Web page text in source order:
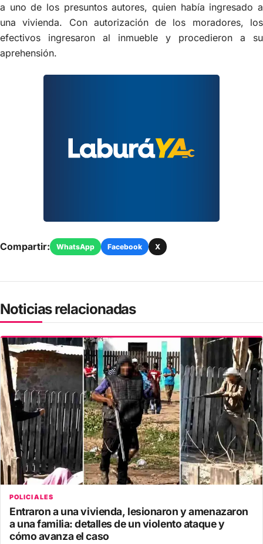
a uno de los presuntos autores, quien había ingresado a
una vivienda. Con autorización de los moradores, los
efectivos ingresaron al inmueble y procedieron a su
aprehensión.
Compartir: WhatsApp Facebook X
Noticias relacionadas
POLICIALES
Entraron a una vivienda, lesionaron y amenazaron
a una familia: detalles de un violento ataque y
cómo avanza el caso